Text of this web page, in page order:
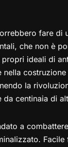
fare di
che non è
ideali di
la
centinaia di
a